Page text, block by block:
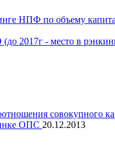
НПФ по объему
2017г - место в
совокупного
ОПС 20.12.2013